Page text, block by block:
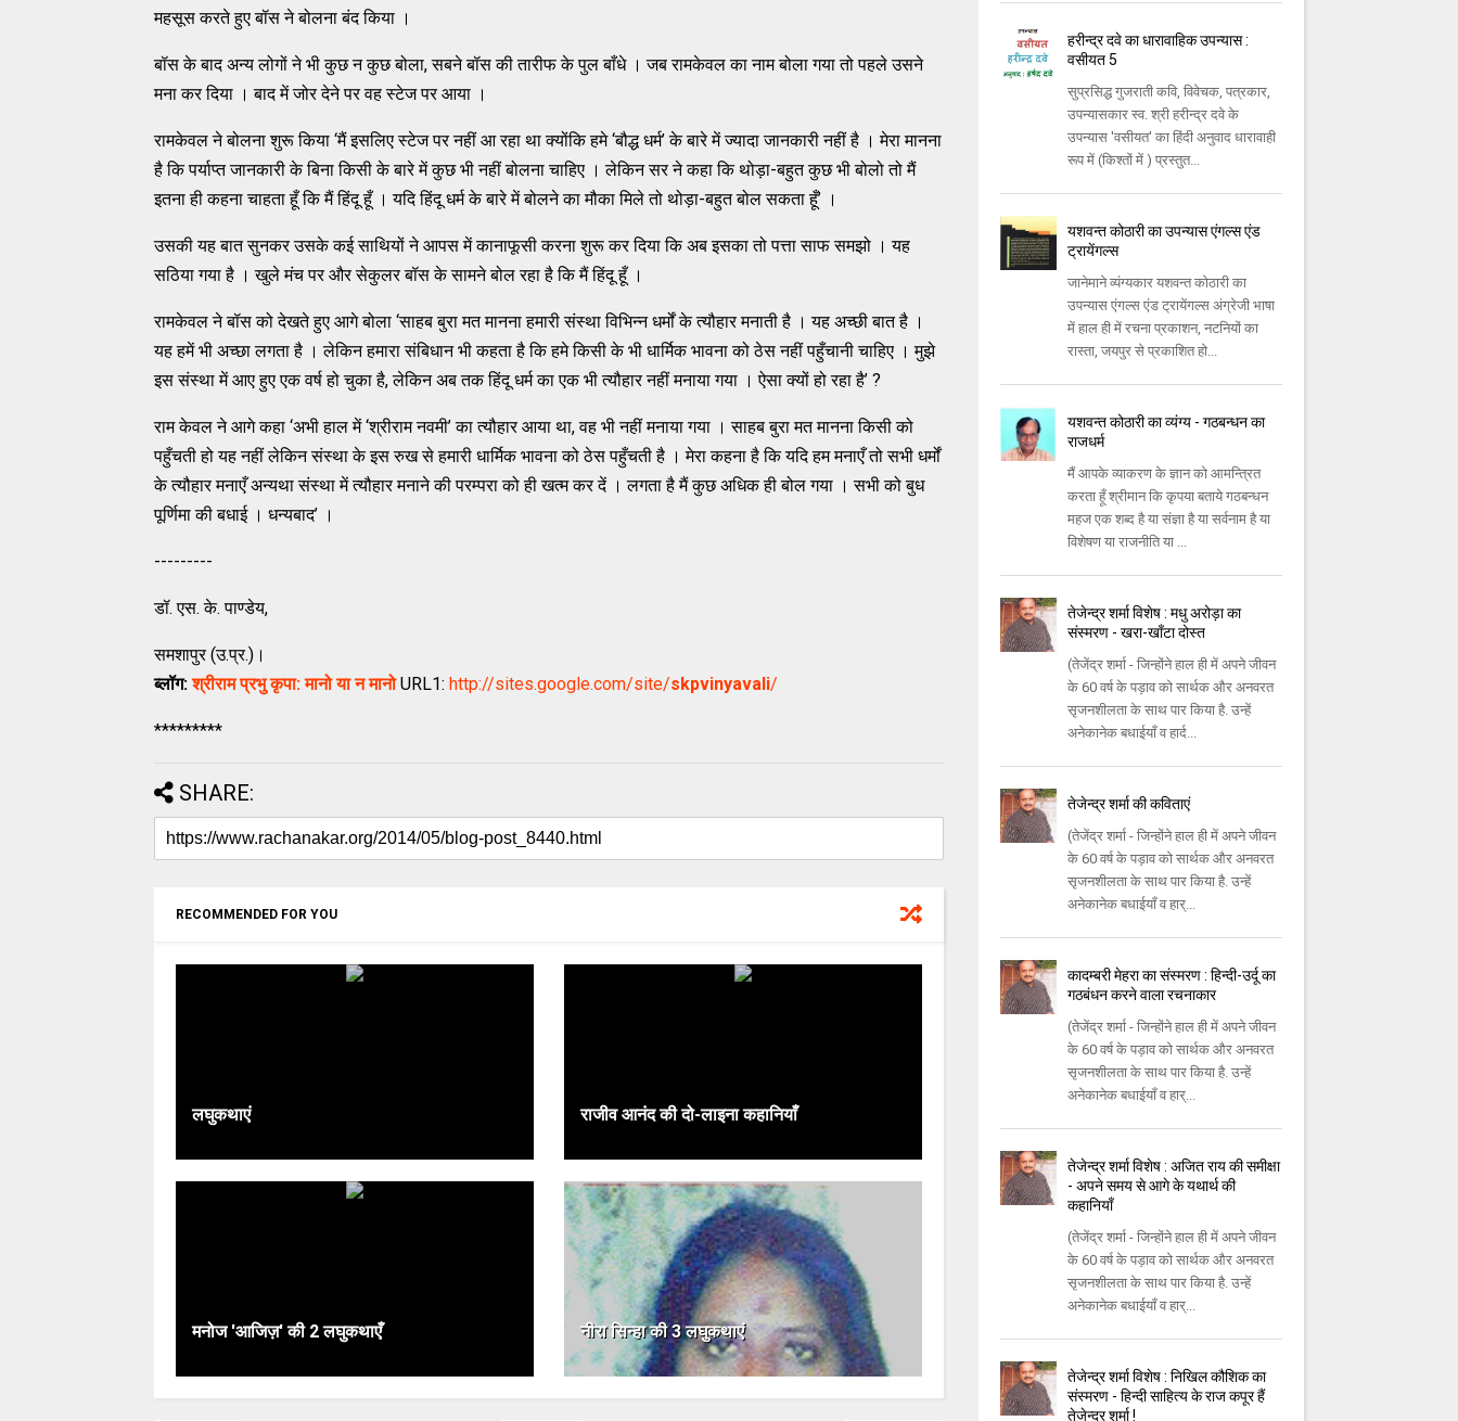
महसूस करते हुए बॉस ने बोलना बंद किया ।
बॉस के बाद अन्य लोगों ने भी कुछ न कुछ बोला, सबने बॉस की तारीफ के पुल बाँधे । जब रामकेवल का नाम बोला गया तो पहले उसने
मना कर दिया । बाद में जोर देने पर वह स्टेज पर आया ।
रामकेवल ने बोलना शुरू किया ‘मैं इसलिए स्टेज पर नहीं आ रहा था क्योंकि हमे ‘बौद्ध धर्म’ के बारे में ज्यादा जानकारी नहीं है । मेरा मानना
है कि पर्याप्त जानकारी के बिना किसी के बारे में कुछ भी नहीं बोलना चाहिए । लेकिन सर ने कहा कि थोड़ा-बहुत कुछ भी बोलो तो मैं
इतना ही कहना चाहता हूँ कि मैं हिंदू हूँ । यदि हिंदू धर्म के बारे में बोलने का मौका मिले तो थोड़ा-बहुत बोल सकता हूँ’ ।
उसकी यह बात सुनकर उसके कई साथियों ने आपस में कानाफूसी करना शुरू कर दिया कि अब इसका तो पत्ता साफ समझो । यह
सठिया गया है । खुले मंच पर और सेकुलर बॉस के सामने बोल रहा है कि मैं हिंदू हूँ ।
रामकेवल ने बॉस को देखते हुए आगे बोला ‘साहब बुरा मत मानना हमारी संस्था विभिन्न धर्मों के त्यौहार मनाती है । यह अच्छी बात है ।
यह हमें भी अच्छा लगता है । लेकिन हमारा संबिधान भी कहता है कि हमे किसी के भी धार्मिक भावना को ठेस नहीं पहुँचानी चाहिए । मुझे
इस संस्था में आए हुए एक वर्ष हो चुका है, लेकिन अब तक हिंदू धर्म का एक भी त्यौहार नहीं मनाया गया । ऐसा क्यों हो रहा है’ ?
राम केवल ने आगे कहा ‘अभी हाल में ‘श्रीराम नवमी’ का त्यौहार आया था, वह भी नहीं मनाया गया । साहब बुरा मत मानना किसी को
पहुँचती हो यह नहीं लेकिन संस्था के इस रुख से हमारी धार्मिक भावना को ठेस पहुँचती है । मेरा कहना है कि यदि हम मनाएँ तो सभी धर्मों
के त्यौहार मनाएँ अन्यथा संस्था में त्यौहार मनाने की परम्परा को ही खत्म कर दें । लगता है मैं कुछ अधिक ही बोल गया । सभी को बुध
पूर्णिमा की बधाई । धन्यबाद’ ।
---------
डॉ. एस. के. पाण्डेय,
समशापुर (उ.प्र.)।
ब्लॉग: श्रीराम प्रभु कृपा: मानो या न मानोURL1: http://sites.google.com/site/skpvinyavali/
*********
SHARE:
RECOMMENDED FOR YOU
लघुकथाएं राजीव आनंद की दो-लाइना कहानियाँ
मनोज 'आजिज़' की 2 लघुकथाएँ नीरा सिन्हा की 3 लघुकथाएं
हरीन्द्र दवे का धारावाहिक उपन्यास :
वसीयत 5
सुप्रसिद्ध गुजराती कवि, विवेचक, पत्रकार,
उपन्यासकार स्व. श्री हरीन्द्र दवे के
उपन्यास 'वसीयत' का हिंदी अनुवाद धारावाही
रूप में (किश्तों में ) प्रस्तुत...
यशवन्त कोठारी का उपन्यास एंगल्स एंड
ट्रायेंगल्स
जानेमाने व्यंग्यकार यशवन्त कोठारी का
उपन्यास एंगल्स एंड ट्रायेंगल्स अंग्रेजी भाषा
में हाल ही में रचना प्रकाशन, नटनियों का
रास्ता, जयपुर से प्रकाशित हो...
यशवन्‍त कोठारी का व्यंग्य - गठबन्‍धन का
राजधर्म
मैं आपके व्‍याकरण के ज्ञान को आमन्‍त्रित
करता हूँ श्रीमान कि कृपया बताये गठबन्‍धन
महज एक शब्‍द है या संज्ञा है या सर्वनाम है या
विशेषण या राजनीति या ...
तेजेन्द्र शर्मा विशेष : मधु अरोड़ा का
संस्मरण - खरा-खाँटा दोस्त
(तेजेंद्र शर्मा - जिन्होंने हाल ही में अपने जीवन
के 60 वर्ष के पड़ाव को सार्थक और अनवरत
सृजनशीलता के साथ पार किया है. उन्हें
अनेकानेक बधाईयाँ व हार्द...
तेजेन्द्र शर्मा की कविताएं
(तेजेंद्र शर्मा - जिन्होंने हाल ही में अपने जीवन
के 60 वर्ष के पड़ाव को सार्थक और अनवरत
सृजनशीलता के साथ पार किया है. उन्हें
अनेकानेक बधाईयाँ व हार्...
कादम्बरी मेहरा का संस्मरण : हिन्दी-उर्दू का
गठबंधन करने वाला रचनाकार
(तेजेंद्र शर्मा - जिन्होंने हाल ही में अपने जीवन
के 60 वर्ष के पड़ाव को सार्थक और अनवरत
सृजनशीलता के साथ पार किया है. उन्हें
अनेकानेक बधाईयाँ व हार्...
तेजेन्द्र शर्मा विशेष : अजित राय की समीक्षा
- अपने समय से आगे के यथार्थ की
कहानियाँ
(तेजेंद्र शर्मा - जिन्होंने हाल ही में अपने जीवन
के 60 वर्ष के पड़ाव को सार्थक और अनवरत
सृजनशीलता के साथ पार किया है. उन्हें
अनेकानेक बधाईयाँ व हार्...
तेजेन्द्र शर्मा विशेष : निखिल कौशिक का
संस्मरण - हिन्‍दी साहित्‍य के राज कपूर हैं
तेजेन्‍द्र शर्मा !